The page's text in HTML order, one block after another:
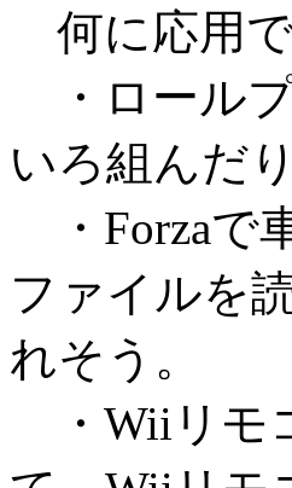
何に応用
・ロール
いろ組んだ
・Forzaで
ファイルを
れそう。
・Wiiリモ